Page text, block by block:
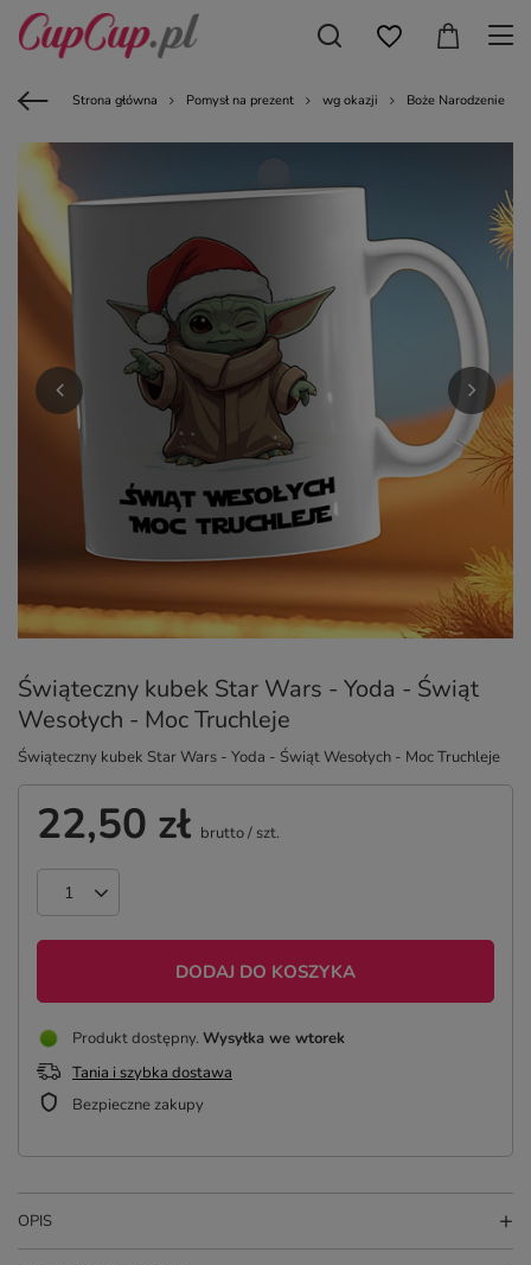
Strona główna Pomysł na prezent wg okazji Boże Narodzenie
Świąteczny kubek Star Wars - Yoda - Świąt
Wesołych - Moc Truchleje
Świąteczny kubek Star Wars - Yoda - Świąt Wesołych - Moc Truchleje
22,50 zł brutto/ szt.
DODAJ DO KOSZYKA
Produkt dostępny Wysyłka we wtorek
Tania i szybka dostawa
Bezpieczne zakupy
OPIS